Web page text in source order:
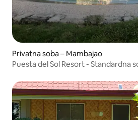
Privatna soba – Mambajao
Puesta del Sol Resort - Standardna